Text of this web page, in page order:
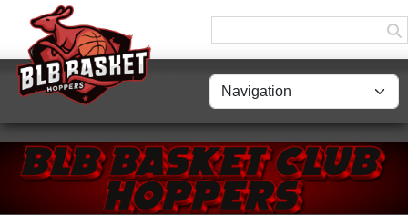
Panneau de gestion des cookies